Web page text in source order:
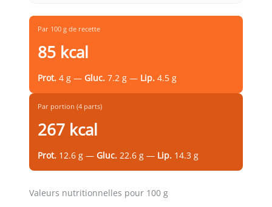
Par 100 g de recette
85 kcal
Prot. 4 g — Gluc. 7.2 g — Lip. 4.5 g
Par portion (4 parts)
267 kcal
Prot. 12.6 g — Gluc. 22.6 g — Lip. 14.3 g
Valeurs nutritionnelles pour 100 g